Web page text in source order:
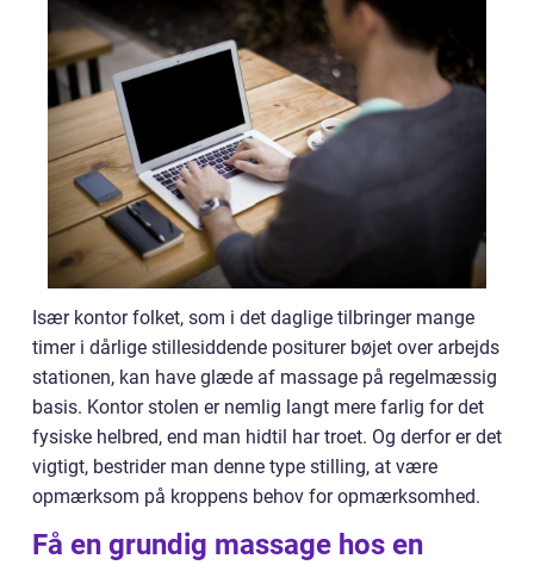
Især kontor folket, som i det daglige tilbringer mange
timer i dårlige stillesiddende positurer bøjet over arbejds
stationen, kan have glæde af massage på regelmæssig
basis. Kontor stolen er nemlig langt mere farlig for det
fysiske helbred, end man hidtil har troet. Og derfor er det
vigtigt, bestrider man denne type stilling, at være
opmærksom på kroppens behov for opmærksomhed.
Få en grundig massage hos en